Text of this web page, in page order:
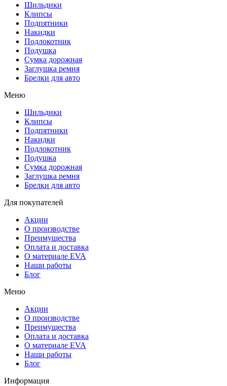
Шильдики
Клипсы
Подпятники
Накидки
Подлокотник
Подушка
Сумка дорожная
Заглушка ремня
Брелки для авто
Меню
Шильдики
Клипсы
Подпятники
Накидки
Подлокотник
Подушка
Сумка дорожная
Заглушка ремня
Брелки для авто
Для покупателей
Акции
О производстве
Преимущества
Оплата и доставка
О материале EVA
Наши работы
Блог
Меню
Акции
О производстве
Преимущества
Оплата и доставка
О материале EVA
Наши работы
Блог
Информация